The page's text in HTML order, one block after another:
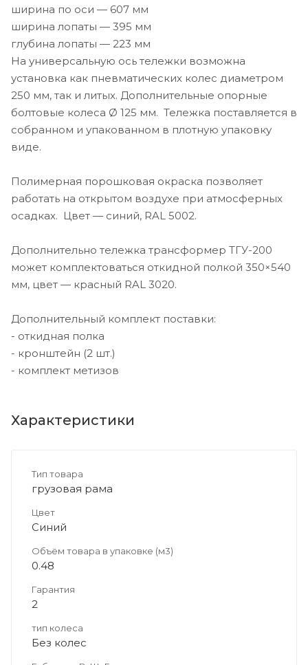
ширина по оси — 607 мм
ширина лопаты — 395 мм
глубина лопаты — 223 мм
На универсальную ось тележки возможна
установка как пневматических колес диаметром
250 мм, так и литых. Дополнительные опорные
болтовые колеса Ø 125 мм. Тележка поставляется в
собранном и упакованном в плотную упаковку
виде.
Полимерная порошковая окраска позволяет
работать на открытом воздухе при атмосферных
осадках. Цвет — синий, RAL 5002.
Дополнительно тележка трансформер ТГУ-200
может комплектоваться откидной полкой 350×540
мм, цвет — красный RAL 3020.
Дополнительный комплект поставки:
- откидная полка
- кронштейн (2 шт.)
- комплект метизов
Характеристики
Тип товара
грузовая рама
Цвет
Синий
Объём товара в упаковке (м3)
0.48
Гарантия
2
тип колеса
Без колес